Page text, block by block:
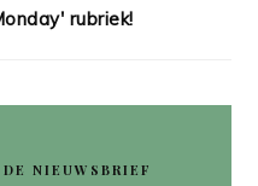
rubriek!
NIEUWSBRIEF